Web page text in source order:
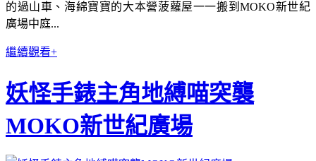
的過山車、海綿寶寶的大本營菠蘿屋一一搬到MOKO新世紀
廣場中庭...
繼續觀看+
妖怪手錶主角地縛喵突襲
MOKO新世紀廣場